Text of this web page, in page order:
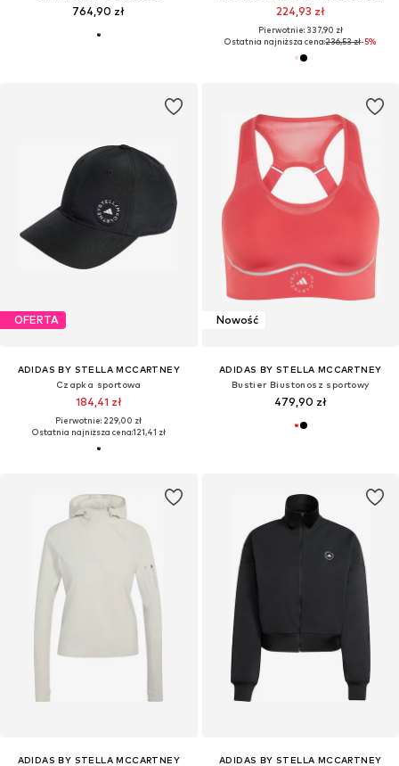
764,90 zł 224,93 zł
Pierwotnie: 337,90 zł
Ostatnia najniższa cena:236,53 zł-5%
OFERTA
ADIDAS BY STELLA MCCARTNEY
Czapka sportowa
184,41 zł
Pierwotnie: 229,00 zł
Ostatnia najniższa cena:121,41 zł
Nowość
ADIDAS BY STELLA MCCARTNEY
Bustier Biustonosz sportowy
479,90 zł
ADIDAS BY STELLA MCCARTNEY
ADIDAS BY STELLA MCCARTNEY